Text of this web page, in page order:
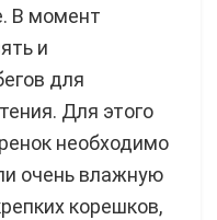
В момент
и
для
Для этого
необходимо
очень влажную
корешков,